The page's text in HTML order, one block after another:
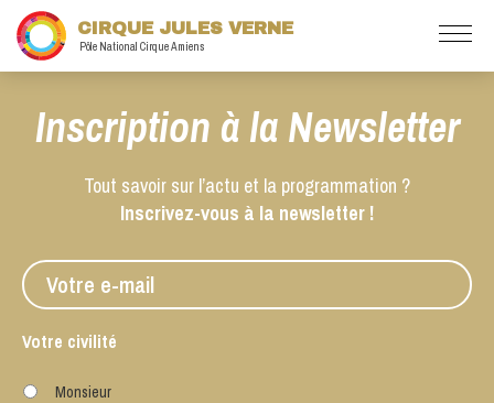
CIRQUE JULES VERNE
Pôle National Cirque Amiens
Inscription à la Newsletter
Tout savoir sur l’actu et la programmation ?
Inscrivez-vous à la newsletter !
E-
mail *
Votre civilité
Monsieur